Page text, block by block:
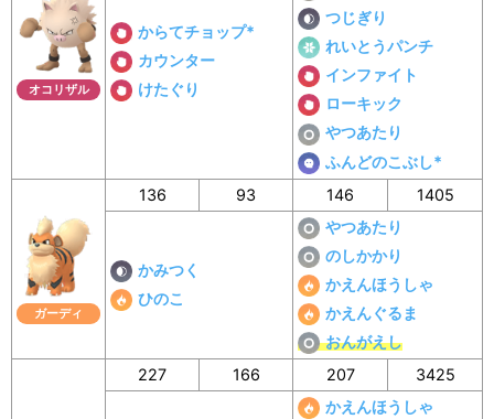
オコリザル
からてチョップ*
カウンター
けたぐり
つじぎり
れいとうパンチ
インファイト
ローキック
やつあたり
ふんどのこぶし*
ガーディ
136 93 146 1405
かみつく
ひのこ
やつあたり
のしかかり
かえんほうしゃ
かえんぐるま
おんがえし
227 166 207 3425
かえんほうしゃ